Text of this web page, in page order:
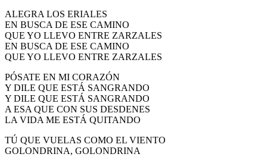
ALEGRA LOS ERIALES
EN BUSCA DE ESE CAMINO
QUE YO LLEVO ENTRE ZARZALES
EN BUSCA DE ESE CAMINO
QUE YO LLEVO ENTRE ZARZALES
PÓSATE EN MI CORAZÓN
Y DILE QUE ESTÁ SANGRANDO
Y DILE QUE ESTÁ SANGRANDO
A ESA QUE CON SUS DESDENES
LA VIDA ME ESTÁ QUITANDO
TÚ QUE VUELAS COMO EL VIENTO
GOLONDRINA, GOLONDRINA